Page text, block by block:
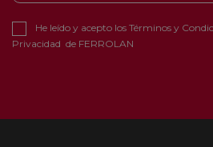
He leído y acepto los Términos y
Privacidad de FERROLAN